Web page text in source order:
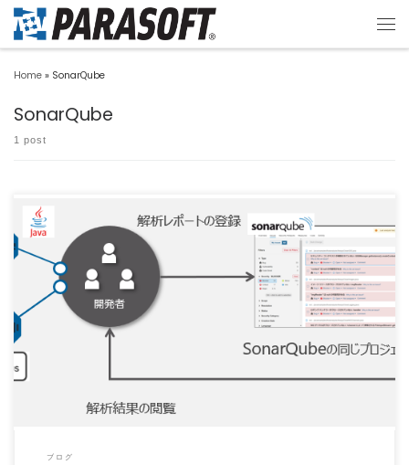
Home » SonarQube
SonarQube
1 post
Parasoft Findings Plugin for SonarQube は、Parasoft […]
ブログ